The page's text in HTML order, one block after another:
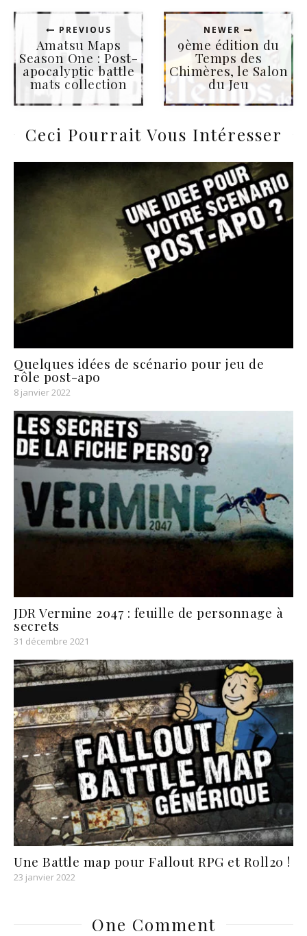
PREVIOUS
Amatsu Maps
Season One : Post-
apocalyptic battle
mats collection
NEWER
9ème édition du
Temps des
Chimères, le Salon
du Jeu
Ceci Pourrait Vous Intéresser
Quelques idées de scénario pour jeu de
rôle post-apo
8 janvier 2022
JDR Vermine 2047 : feuille de personnage à
secrets
31 décembre 2021
Une Battle map pour Fallout RPG et Roll20 !
23 janvier 2022
One Comment